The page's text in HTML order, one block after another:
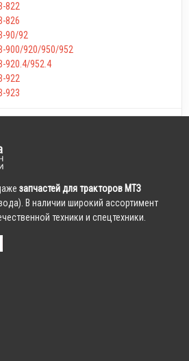
822
826
90/92
900/920/950/952
920.4/952.4
922
923
запчастей для тракторов МТЗ
В наличии широкий ассортимент
техники и спецтехники.